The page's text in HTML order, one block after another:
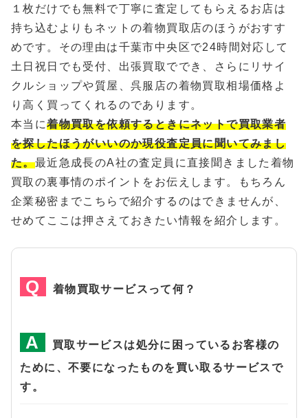
１枚だけでも無料で丁寧に査定してもらえるお店は
持ち込むよりもネットの着物買取店のほうがおすす
めです。その理由は千葉市中央区で24時間対応して
土日祝日でも受付、出張買取ででき、さらにリサイ
クルショップや質屋、呉服店の着物買取相場価格よ
り高く買ってくれるのであります。
本当に着物買取を依頼するときにネットで買取業者
を探したほうがいいのか現役査定員に聞いてみまし
た。最近急成長のA社の査定員に直接聞きました着物
買取の裏事情のポイントをお伝えします。もちろん
企業秘密までこちらで紹介するのはできませんが、
せめてここは押さえておきたい情報を紹介します。
着物買取サービスって何？
買取サービスは処分に困っているお客様の
ために、不要になったものを買い取るサービスで
す。